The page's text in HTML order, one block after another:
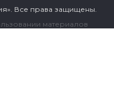
Все права защищены.
материалов